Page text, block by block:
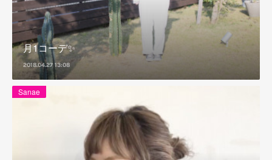
月1コーデ✨
2018.04.27 13:08
Sanae